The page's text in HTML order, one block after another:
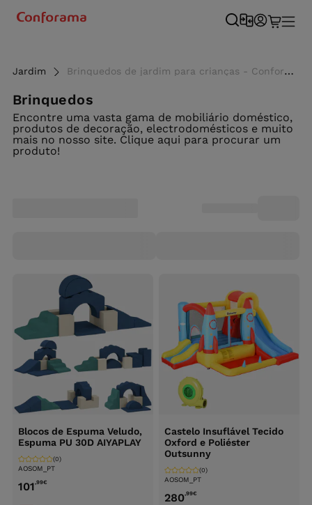
Jardim Brinquedos de jardim para crianças - Conforama
Brinquedos
Encontre uma vasta gama de mobiliário doméstico,
produtos de decoração, electrodomésticos e muito
mais no nosso site. Clique aqui para procurar um
produto!
Blocos de Espuma Veludo,
Espuma PU 30D AIYAPLAY
AOSOM_PT
(0)
101,99€
Castelo Insuflável Tecido
Oxford e Poliéster
Outsunny
AOSOM_PT
(0)
280,99€